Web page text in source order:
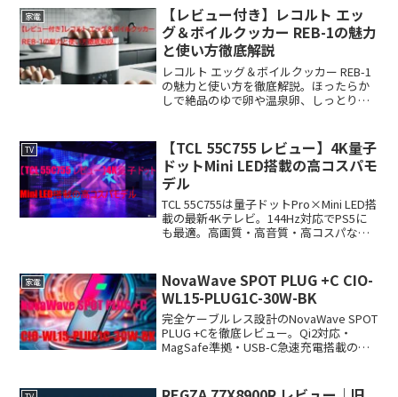
も紹介。
家電
【レビュー付き】レコルト エッ
グ＆ボイルクッカー REB-1の魅力
と使い方徹底解説
レコルト エッグ＆ボイルクッカー REB-1
の魅力と使い方を徹底解説。ほったらか
しで絶品のゆで卵や温泉卵、しっとりサ
手入れ、コード）から評判をチェック。
TV
【TCL 55C755 レビュー】4K量子
ドットMini LED搭載の高コスパモ
デル
TCL 55C755は量子ドットPro×Mini LED搭
載の最新4Kテレビ。144Hz対応でPS5に
も最適。高画質・高音質・高コスパなモ
家電
NovaWave SPOT PLUG +C CIO-
WL15-PLUG1C-30W-BK
完全ケーブルレス設計のNovaWave SPOT
PLUG +Cを徹底レビュー。Qi2対応・
MagSafe準拠・USB-C急速充電搭載の